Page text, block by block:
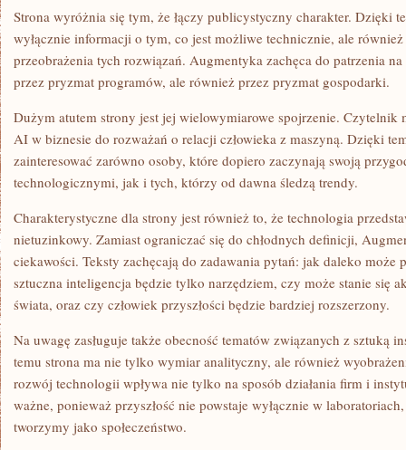
Strona wyróżnia się tym, że łączy publicystyczny charakter. Dzięki
wyłącznie informacji o tym, co jest możliwe technicznie, ale
przeobrażenia tych rozwiązań. Augmentyka zachęca do patrzenia
przez pryzmat programów, ale również przez pryzmat gospodarki.
Dużym atutem strony jest jej wielowymiarowe spojrzenie. Czytelnik
AI w biznesie do rozważań o relacji człowieka z maszyną. Dzięki
zainteresować zarówno osoby, które dopiero zaczynają swoją
technologicznymi, jak i tych, którzy od dawna śledzą trendy.
Charakterystyczne dla strony jest również to, że technologia
nietuzinkowy. Zamiast ograniczać się do chłodnych definicji,
ciekawości. Teksty zachęcają do zadawania pytań: jak daleko może
sztuczna inteligencja będzie tylko narzędziem, czy może stanie się
świata, oraz czy człowiek przyszłości będzie bardziej rozszerzony.
Na uwagę zasługuje także obecność tematów związanych z sztuką
temu strona ma nie tylko wymiar analityczny, ale również
rozwój technologii wpływa nie tylko na sposób działania firm i
ważne, ponieważ przyszłość nie powstaje wyłącznie w
tworzymy jako społeczeństwo.